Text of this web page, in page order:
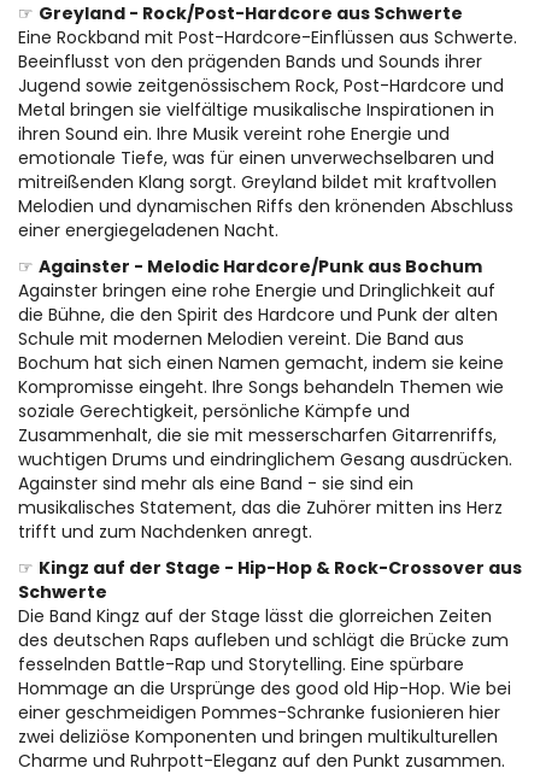
☞ Greyland - Rock/Post-Hardcore aus Schwerte
Eine Rockband mit Post-Hardcore-Einflüssen aus Schwerte.
Beeinflusst von den prägenden Bands und Sounds ihrer
Jugend sowie zeitgenössischem Rock, Post-Hardcore und
Metal bringen sie vielfältige musikalische Inspirationen in
ihren Sound ein. Ihre Musik vereint rohe Energie und
emotionale Tiefe, was für einen unverwechselbaren und
mitreißenden Klang sorgt. Greyland bildet mit kraftvollen
Melodien und dynamischen Riffs den krönenden Abschluss
einer energiegeladenen Nacht.
☞ Againster - Melodic Hardcore/Punk aus Bochum
Againster bringen eine rohe Energie und Dringlichkeit auf
die Bühne, die den Spirit des Hardcore und Punk der alten
Schule mit modernen Melodien vereint. Die Band aus
Bochum hat sich einen Namen gemacht, indem sie keine
Kompromisse eingeht. Ihre Songs behandeln Themen wie
soziale Gerechtigkeit, persönliche Kämpfe und
Zusammenhalt, die sie mit messerscharfen Gitarrenriffs,
wuchtigen Drums und eindringlichem Gesang ausdrücken.
Againster sind mehr als eine Band - sie sind ein
musikalisches Statement, das die Zuhörer mitten ins Herz
trifft und zum Nachdenken anregt.
☞ Kingz auf der Stage - Hip-Hop & Rock-Crossover aus
Schwerte
Die Band Kingz auf der Stage lässt die glorreichen Zeiten
des deutschen Raps aufleben und schlägt die Brücke zum
fesselnden Battle-Rap und Storytelling. Eine spürbare
Hommage an die Ursprünge des good old Hip-Hop. Wie bei
einer geschmeidigen Pommes-Schranke fusionieren hier
zwei deliziöse Komponenten und bringen multikulturellen
Charme und Ruhrpott-Eleganz auf den Punkt zusammen.